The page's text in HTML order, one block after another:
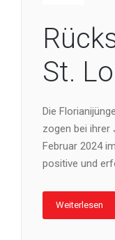
St.
Die
zogen bei ihrer
Februar 2024
positive und
Weiterlesen